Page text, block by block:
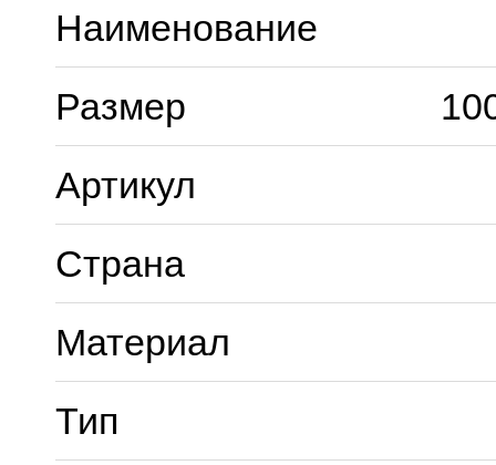
Наименование
Размер
Артикул
Страна
Материал
Тип